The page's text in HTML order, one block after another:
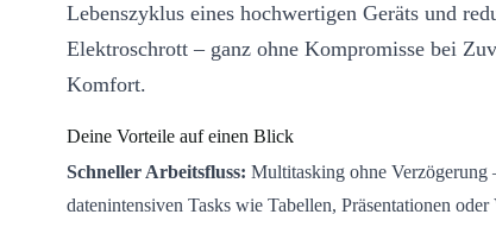
Lebenszyklus eines hochwertigen Geräts und
Elektroschrott – ganz ohne Kompromisse bei
Komfort.
Deine Vorteile auf einen Blick
Schneller Arbeitsfluss: Multitasking ohne Verzögerung
datenintensiven Tasks wie Tabellen, Präsentationen oder